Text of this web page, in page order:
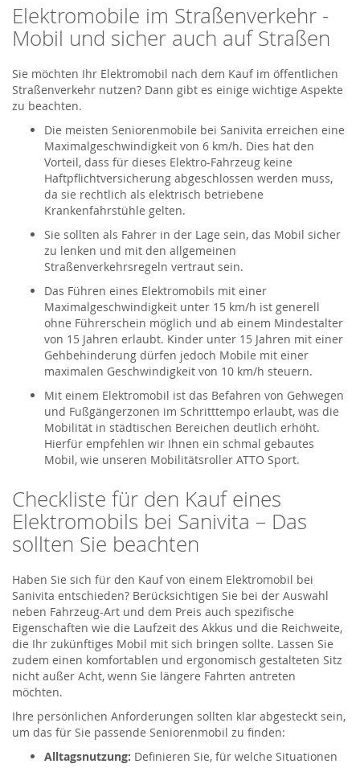
Elektromobile im Straßenverkehr -
Mobil und sicher auch auf Straßen
Sie möchten Ihr Elektromobil nach dem Kauf im öffentlichen
Straßenverkehr nutzen? Dann gibt es einige wichtige Aspekte
zu beachten.
Die meisten Seniorenmobile bei Sanivita erreichen eine
Maximalgeschwindigkeit von 6 km/h. Dies hat den
Vorteil, dass für dieses Elektro-Fahrzeug keine
Haftpflichtversicherung abgeschlossen werden muss,
da sie rechtlich als elektrisch betriebene
Krankenfahrstühle gelten.
Sie sollten als Fahrer in der Lage sein, das Mobil sicher
zu lenken und mit den allgemeinen
Straßenverkehrsregeln vertraut sein.
Das Führen eines Elektromobils mit einer
Maximalgeschwindigkeit unter 15 km/h ist generell
ohne Führerschein möglich und ab einem Mindestalter
von 15 Jahren erlaubt. Kinder unter 15 Jahren mit einer
Gehbehinderung dürfen jedoch Mobile mit einer
maximalen Geschwindigkeit von 10 km/h steuern.
Mit einem Elektromobil ist das Befahren von Gehwegen
und Fußgängerzonen im Schritttempo erlaubt, was die
Mobilität in städtischen Bereichen deutlich erhöht.
Hierfür empfehlen wir Ihnen ein schmal gebautes
Mobil, wie unseren Mobilitätsroller ATTO Sport.
Checkliste für den Kauf eines
Elektromobils bei Sanivita – Das
sollten Sie beachten
Haben Sie sich für den Kauf von einem Elektromobil bei
Sanivita entschieden? Berücksichtigen Sie bei der Auswahl
neben Fahrzeug-Art und dem Preis auch spezifische
Eigenschaften wie die Laufzeit des Akkus und die Reichweite,
die Ihr zukünftiges Mobil mit sich bringen sollte. Lassen Sie
zudem einen komfortablen und ergonomisch gestalteten Sitz
nicht außer Acht, wenn Sie längere Fahrten antreten
möchten.
Ihre persönlichen Anforderungen sollten klar abgesteckt sein,
um das für Sie passende Seniorenmobil zu finden:
Alltagsnutzung: Definieren Sie, für welche Situationen